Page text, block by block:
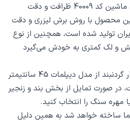
از دیگر مشخصات گردنبند ماشین کد 40009 ظرافت و دقت
محصول با روش برش لیزری و دقت
تولید شده است، همچنین از نوع
و لک کمتری به خودش می‌گیرد
زنجیر قابل سفارش در کنار گردنبند از مدل دیپلمات 45 سانتیمتر
در صورت تمایل از بخش بند و زنجیر
مهره سنگ را انتخاب کنید.
ساخته خواهد شد به همین دلیل